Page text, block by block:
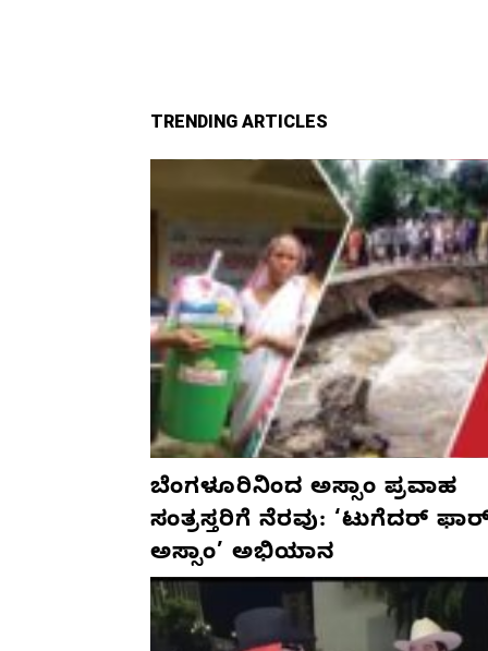
TRENDING ARTICLES
ಬೆಂಗಳೂರಿನಿಂದ ಅಸ್ಸಾಂ ಪ್ರವಾಹ
ಸಂತ್ರಸ್ತರಿಗೆ ನೆರವು: ‘ಟುಗೆದರ್
ಅಸ್ಸಾಂ’ ಅಭಿಯಾನ